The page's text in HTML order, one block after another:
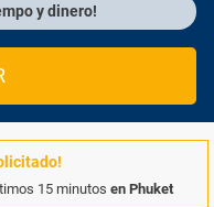
y dinero!
15 minutos en Phuket